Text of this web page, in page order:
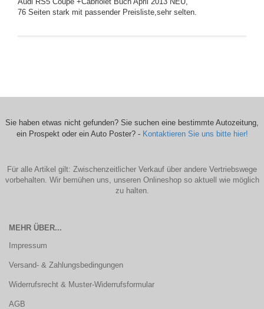
76 Seiten stark mit passender Preisliste,sehr selten.
Sie haben etwas nicht gefunden? Sie suchen eine bestimmte Autozeitung,
ein Prospekt oder ein Auto Poster? - Kontaktieren Sie uns bitte hier!
Für alle Artikel gilt: Zwischenzeitlicher Verkauf über andere Vertriebswege
vorbehalten. Wir bemühen uns, unseren Onlineshop so aktuell wie möglich
zu halten.
MEHR ÜBER...
Impressum
Versand- & Zahlungsbedingungen
Widerrufsrecht & Muster-Widerrufsformular
AGB